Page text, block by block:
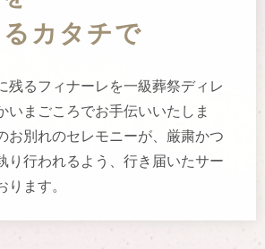
カタチで
残るフィナーレを一級葬祭ディレ
い まごころでお手伝いいたしま
お別れのセレモニーが、厳粛かつ
り行われるよう、行き届いたサー
ります。